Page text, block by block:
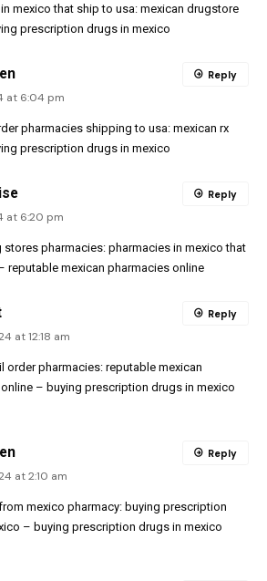
mexico that ship to usa: mexican drugstore
prescription drugs in mexico
at 6:04 pm
pharmacies shipping to usa: mexican rx
prescription drugs in mexico
Reply
at 6:20 pm
stores pharmacies: pharmacies in mexico that
reputable mexican pharmacies online
Reply
at 12:18 am
order pharmacies: reputable mexican
– buying prescription drugs in mexico
Reply
at 2:10 am
mexico pharmacy: buying prescription
– buying prescription drugs in mexico
Reply